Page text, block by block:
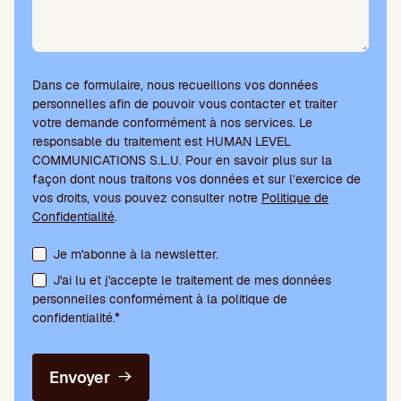
Dans ce formulaire, nous recueillons vos données
personnelles afin de pouvoir vous contacter et traiter
votre demande conformément à nos services. Le
responsable du traitement est HUMAN LEVEL
COMMUNICATIONS S.L.U. Pour en savoir plus sur la
façon dont nous traitons vos données et sur l’exercice de
vos droits, vous pouvez consulter notre Politique de
Confidentialité.
Acceptation des conditions et abonnement à la newsletter
Je m'abonne à la newsletter.
J'ai lu et j'accepte le traitement de mes données
personnelles conformément à la politique de
confidentialité.*
Envoyer